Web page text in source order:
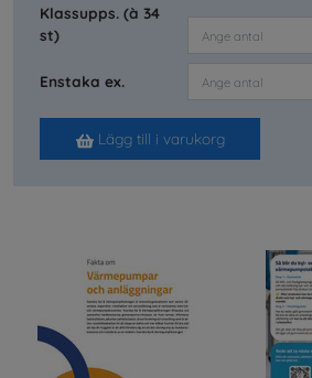
Klassupps. (à 34
st)
Enstaka ex.
Lägg till i varukorg